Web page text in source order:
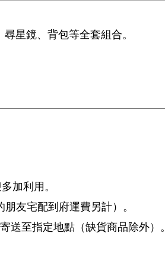
星鏡、背包等全套組合。
加利用。
友宅配到府運費另計）。
送至指定地點（缺貨商品除外）。